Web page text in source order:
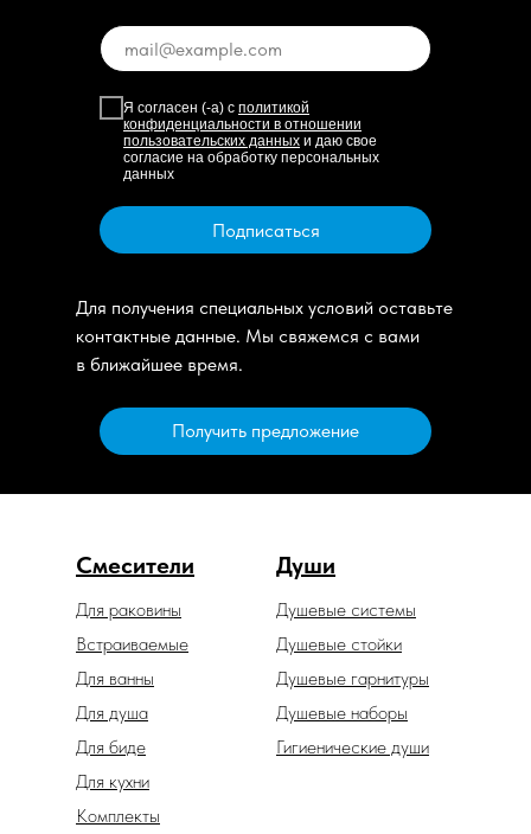
Я согласен (-а) с политикой
конфиденциальности в отношении
пользовательских данных и даю свое
согласие на обработку персональных
данных
Подписаться
Для получения специальных условий оставьте
контактные данные. Мы свяжемся с вами
в ближайшее время.
Получить предложение
Смесители Души
Душевые гарнитуры
Душевые системы
Гигиенические души
Душевые наборы
Встраиваемые
Для биде
Для ванны
Для душа
Для раковины
Для кухни
Душевые стойки
Комплекты